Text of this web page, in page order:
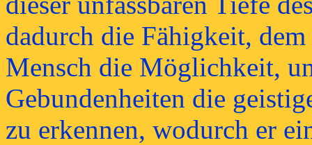
dadurch die Fähigkeit,
Mensch die Möglichkeit,
Gebundenheiten die
zu erkennen, wodurch er